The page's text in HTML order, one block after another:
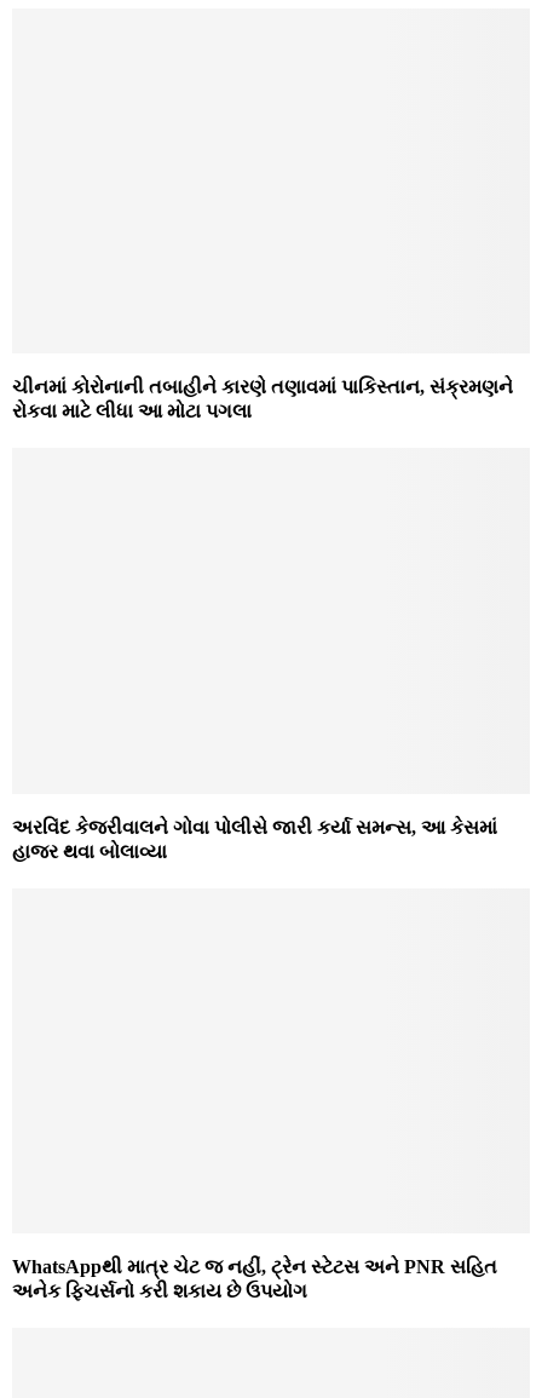
ચીનમાં કોરોનાની તબાહીને કારણે તણાવમાં પાકિસ્તાન, સંક્રમણને
રોકવા માટે લીધા આ મોટા પગલા
અરવિંદ કેજરીવાલને ગોવા પોલીસે જારી કર્યા સમન્સ, આ કેસમાં
હાજર થવા બોલાવ્યા
WhatsAppથી માત્ર ચેટ જ નહીં, ટ્રેન સ્ટેટસ અને PNR સહિત
અનેક ફિચર્સનો કરી શકાય છે ઉપયોગ